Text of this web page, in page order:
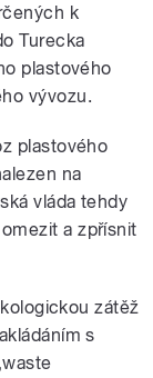
k
Turecka
plastového
vývozu.
plastového
na
vláda tehdy
a zpřísnit
zátěž
s